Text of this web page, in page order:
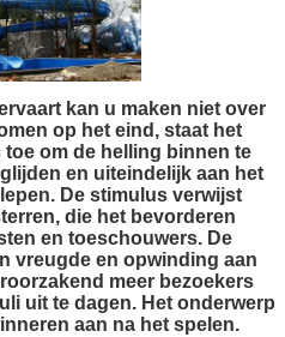
kan u maken niet over
op het eind, staat het
om de helling binnen te
en uiteindelijk aan het
De stimulus verwijst
die het bevorderen
en toeschouwers. De
vreugde en opwinding aan
meer bezoekers
uit te dagen. Het onderwerp
aan na het spelen.